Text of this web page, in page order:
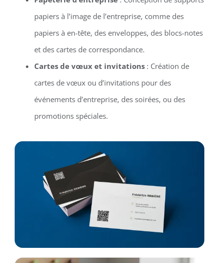
papiers à l’image de l’entreprise, comme des
papiers à en-tête, des enveloppes, des blocs-notes
et des cartes de correspondance.
Cartes de vœux et invitations: Création de
cartes de vœux ou d’invitations pour des
événements d’entreprise, des soirées, ou des
promotions spéciales.